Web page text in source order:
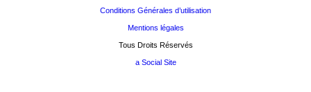
Conditions Générales d’utilisation
Mentions légales
Tous Droits Réservés
a Social Site